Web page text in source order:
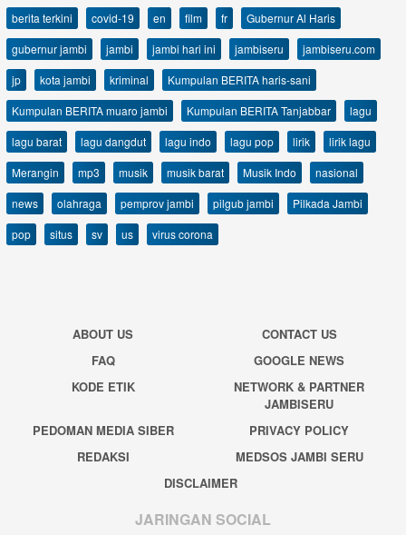
berita terkini
covid-19 en film fr
Gubernur Al Haris
gubernur jambi
jambi jambi hari ini jambiseru
jambiseru.com
jp
kota jambi kriminal
Kumpulan BERITA haris-sani
Kumpulan BERITA muaro jambi
Kumpulan BERITA Tanjabbar
lagu
lagu barat
lagu dangdut lagu indo lagu pop lirik
lirik lagu
Merangin
mp3 musik musik barat Musik Indo
nasional
news
olahraga pemprov jambi pilgub jambi
Pilkada Jambi
pop
situs sv us virus corona
ABOUT US
CONTACT US
FAQ
GOOGLE NEWS
KODE ETIK
NETWORK & PARTNER
JAMBISERU
PEDOMAN MEDIA SIBER
PRIVACY POLICY
REDAKSI
MEDSOS JAMBI SERU
DISCLAIMER
JARINGAN SOCIAL